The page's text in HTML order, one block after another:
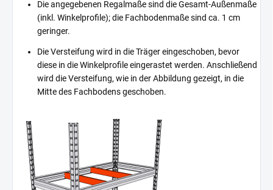
Die angegebenen Regalmaße sind die Gesamt-Außenmaße
(inkl. Winkelprofile); die Fachbodenmaße sind ca. 1 cm
geringer.
Die Versteifung wird in die Träger eingeschoben, bevor
diese in die Winkelprofile eingerastet werden. Anschließend
wird die Versteifung, wie in der Abbildung gezeigt, in die
Mitte des Fachbodens geschoben.